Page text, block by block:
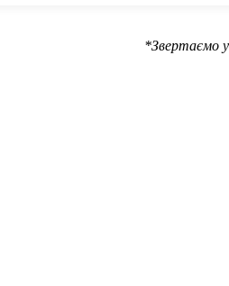
*Звертаємо